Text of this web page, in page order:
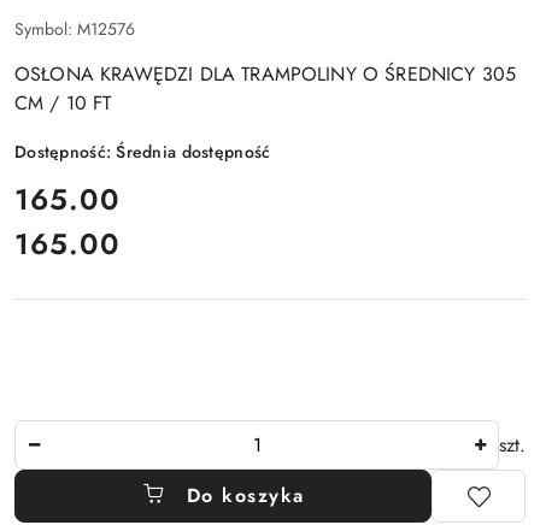
Symbol: M12576
OSŁONA KRAWĘDZI DLA TRAMPOLINY O ŚREDNICY 305
CM / 10 FT
Dostępność:Średnia dostępność
cena:
165.00
Cena:
165.00
szt.
Do koszyka